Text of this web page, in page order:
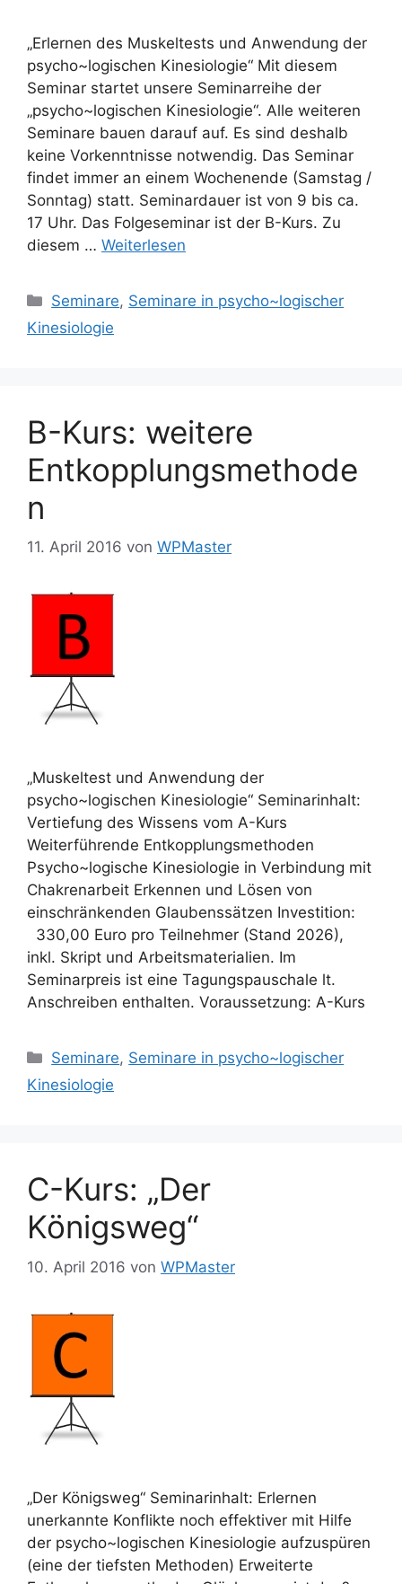
„Erlernen des Muskeltests und Anwendung der
psycho~logischen Kinesiologie“ Mit diesem
Seminar startet unsere Seminarreihe der
„psycho~logischen Kinesiologie“. Alle weiteren
Seminare bauen darauf auf. Es sind deshalb
keine Vorkenntnisse notwendig. Das Seminar
findet immer an einem Wochenende (Samstag /
Sonntag) statt. Seminardauer ist von 9 bis ca.
17 Uhr. Das Folgeseminar ist der B-Kurs. Zu
diesem … Weiterlesen
Kategorien
Seminare, Seminare in psycho~logischer
Kinesiologie
B-Kurs: weitere
Entkopplungsmethode
n
11. April 2016 von WPMaster
„Muskeltest und Anwendung der
psycho~logischen Kinesiologie“ Seminarinhalt:
Vertiefung des Wissens vom A-Kurs
Weiterführende Entkopplungsmethoden
Psycho~logische Kinesiologie in Verbindung mit
Chakrenarbeit Erkennen und Lösen von
einschränkenden Glaubenssätzen Investition:
330,00 Euro pro Teilnehmer (Stand 2026),
inkl. Skript und Arbeitsmaterialien. Im
Seminarpreis ist eine Tagungspauschale lt.
Anschreiben enthalten. Voraussetzung: A-Kurs
Kategorien
Seminare, Seminare in psycho~logischer
Kinesiologie
C-Kurs: „Der
Königsweg“
10. April 2016 von WPMaster
„Der Königsweg“ Seminarinhalt: Erlernen
unerkannte Konflikte noch effektiver mit Hilfe
der psycho~logischen Kinesiologie aufzuspüren
(eine der tiefsten Methoden) Erweiterte